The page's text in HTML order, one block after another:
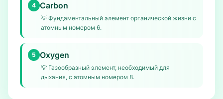
4 Carbon
💡 Фундаментальный элемент органической жизни с
атомным номером 6.
5 Oxygen
💡 Газообразный элемент, необходимый для
дыхания, с атомным номером 8.